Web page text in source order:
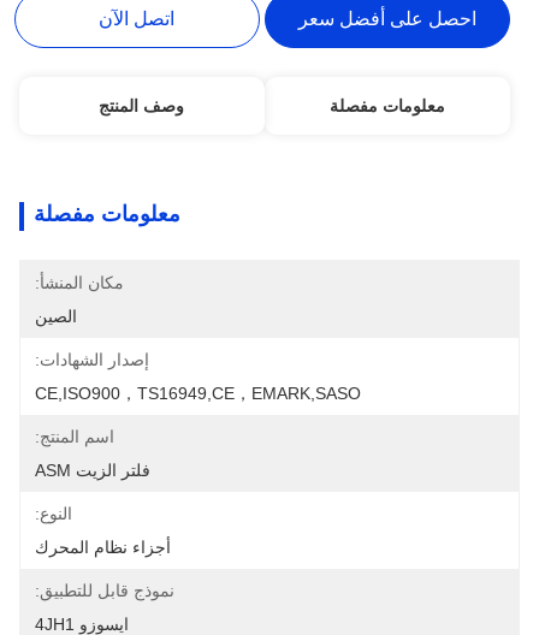
احصل على أفضل سعر اتصل الآن
معلومات مفصلة وصف المنتج
معلومات مفصلة
مكان المنشأ:
الصين
إصدار الشهادات:
CE,ISO900，TS16949,CE，EMARK,SASO
اسم المنتج:
فلتر الزيت ASM
النوع:
أجزاء نظام المحرك
نموذج قابل للتطبيق:
ايسوزو 4JH1